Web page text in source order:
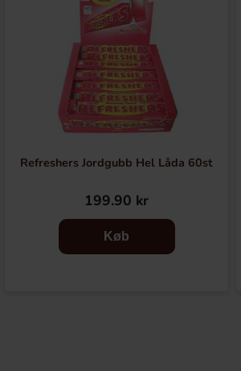
Refreshers Jordgubb Hel Låda 60st
199.90 kr
Køb